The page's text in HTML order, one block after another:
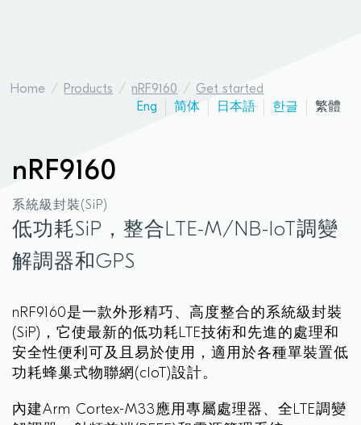
Home Products nRF9160
Get started
Eng
简体 日本語 한글 繁體
nRF9160
系統級封裝(SiP)
低功耗SiP，整合LTE-M/NB-IoT調變
解調器和GPS
nRF9160是一款外形精巧、高度整合的系統級封裝
(SiP)，它使最新的低功耗LTE技術和先進的處理和
安全性便利可及且易於使用，適用於各種單裝置低
功耗蜂巢式物聯網(cIoT)設計。
內建Arm Cortex-M33應用專屬處理器、全LTE調變